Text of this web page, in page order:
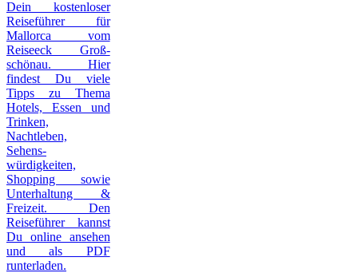
Dein kostenloser
Reiseführer für
Mallorca vom
Reiseeck Groß-
schönau. Hier
findest Du viele
Tipps zu Thema
Hotels, Essen und
Trinken,
Nachtleben,
Sehens-
würdigkeiten,
Shopping sowie
Unterhaltung &
Freizeit. Den
Reiseführer kannst
Du online ansehen
und als PDF
runterladen.